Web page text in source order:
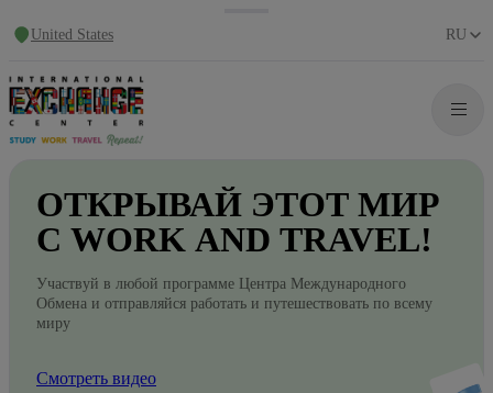
United States RU
ОТКРЫВАЙ ЭТОТ МИР
С WORK AND TRAVEL!
Участвуй в любой программе Центра Международного
Обмена и отправляйся работать и путешествовать по всему
миру
Смотреть видео